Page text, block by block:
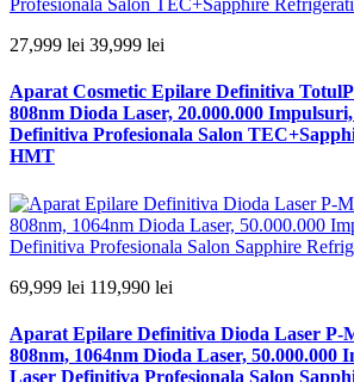
27,999 lei 39,999 lei
Aparat Cosmetic Epilare Definitiva
808nm Dioda Laser, 20.000.000
Definitiva Profesionala Salon
HMT
69,999 lei 119,990 lei
Aparat Epilare Definitiva Dioda Laser P-
808nm, 1064nm Dioda Laser, 50.000.000
Laser Definitiva Profesionala Salon